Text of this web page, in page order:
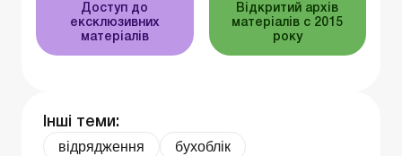
Доступ до
ексклюзивних
матеріалів
Відкритий архів
матеріалів c 2015
року
Інші теми:
відрядження
бухоблік